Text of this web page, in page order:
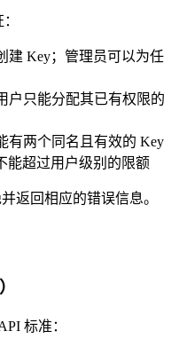
建 Key；管理员可以为任
户只能分配其已有权限的
有两个同名且有效的 Key
能超过用户级别的限额
返回相应的错误信息。
标准：